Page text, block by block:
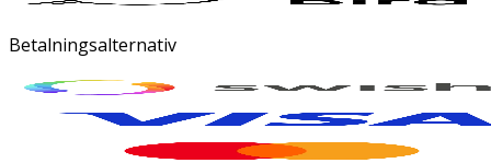
Betalningsalternativ